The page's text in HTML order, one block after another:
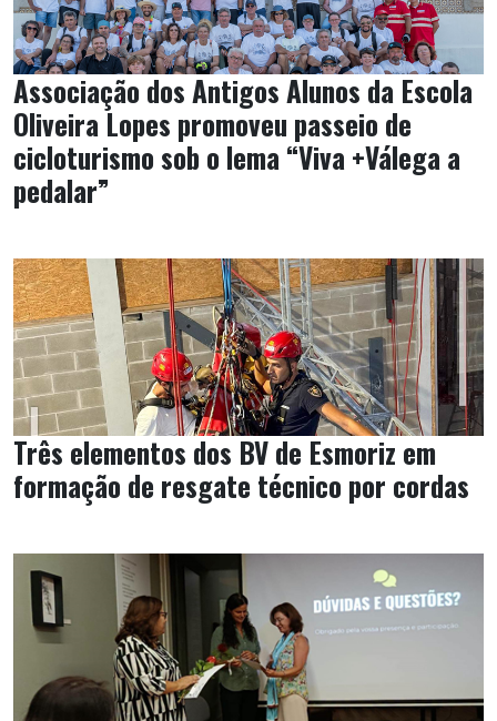
Associação dos Antigos Alunos da Escola
Oliveira Lopes promoveu passeio de
cicloturismo sob o lema “Viva +Válega a
pedalar”
Três elementos dos BV de Esmoriz em
formação de resgate técnico por cordas